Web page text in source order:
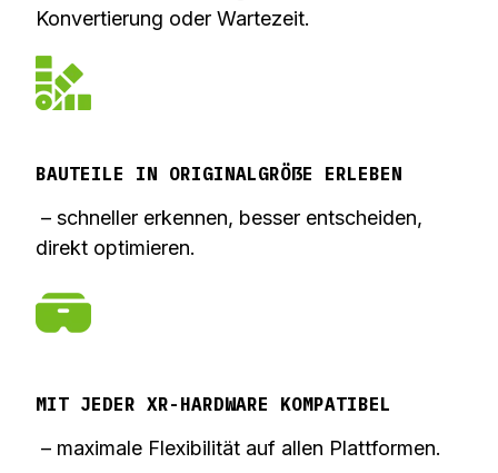
Konvertierung oder Wartezeit.
BAUTEILE IN ORIGINALGRÖẞE ERLEBEN
– schneller erkennen, besser entscheiden,
direkt optimieren.
MIT JEDER XR-HARDWARE KOMPATIBEL
– maximale Flexibilität auf allen Plattformen.